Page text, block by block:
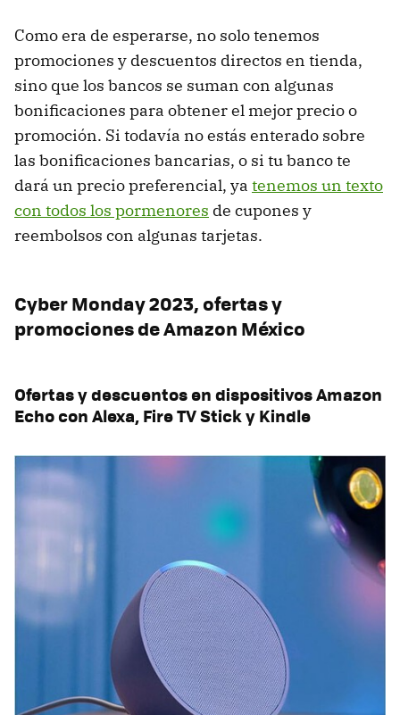
Como era de esperarse, no solo tenemos
promociones y descuentos directos en tienda,
sino que los bancos se suman con algunas
bonificaciones para obtener el mejor precio o
promoción. Si todavía no estás enterado sobre
las bonificaciones bancarias, o si tu banco te
dará un precio preferencial, ya tenemos un texto
con todos los pormenores de cupones y
reembolsos con algunas tarjetas.
Cyber Monday 2023, ofertas y
promociones de Amazon México
Ofertas y descuentos en dispositivos Amazon
Echo con Alexa, Fire TV Stick y Kindle